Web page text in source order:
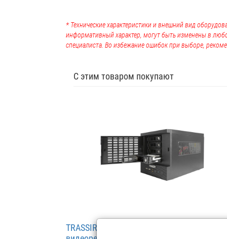
* Технические характеристики и внешний вид
информативный характер, могут быть изменены в
специалиста. Во избежание ошибок при выборе,
С этим товаром покупают
TRASSIR DuoStation AF 32 (до 4 HDD)